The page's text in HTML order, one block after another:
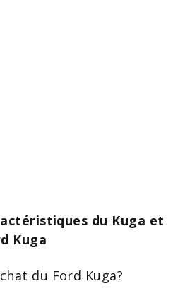
du Kuga et
Kuga
du Ford Kuga?